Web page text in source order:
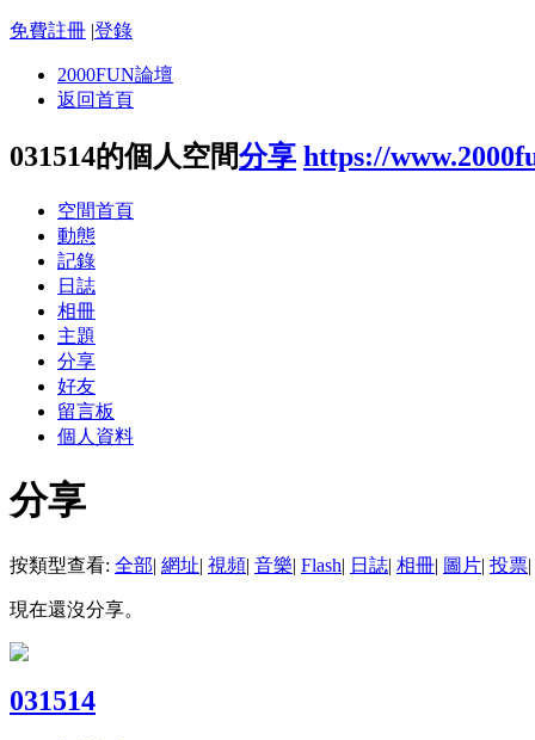
免費註冊 |登錄
2000FUN論壇
返回首頁
031514的個人空間分享 https://
空間首頁
動態
記錄
日誌
相冊
主題
分享
好友
留言板
個人資料
分享
按類型查看: 全部| 網址| 視頻| 音樂| Flash| 日誌| 相冊| 圖片| 投票|
現在還沒分享。
031514